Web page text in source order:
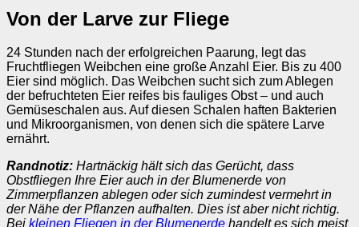
Von der Larve zur Fliege
24 Stunden nach der erfolgreichen Paarung, legt das
Fruchtfliegen Weibchen eine große Anzahl Eier. Bis zu 400
Eier sind möglich. Das Weibchen sucht sich zum Ablegen
der befruchteten Eier reifes bis fauliges Obst – und auch
Gemüseschalen aus. Auf diesen Schalen haften Bakterien
und Mikroorganismen, von denen sich die spätere Larve
ernährt.
Randnotiz: Hartnäckig hält sich das Gerücht, dass
Obstfliegen Ihre Eier auch in der Blumenerde von
Zimmerpflanzen ablegen oder sich zumindest vermehrt in
der Nähe der Pflanzen aufhalten. Dies ist aber nicht richtig.
Bei kleinen Fliegen in der Blumenerde handelt es sich meist